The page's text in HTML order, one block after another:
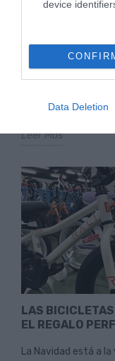
device
Data Deletion
OIARTZUN BIKE
En Oiartzun Bike
Leer Más
LAS
EL REGALO
La Navidad está a